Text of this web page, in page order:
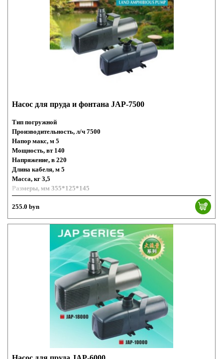
Насос для пруда и фонтана JAP-7500
Тип погружной
Производительность, л/ч 7500
Напор макс, м 5
Мощность, вт 140
Напряжение, в 220
Длина кабеля, м 5
Масса, кг 3,5
Размеры, мм 355*125*145
255.0 byn